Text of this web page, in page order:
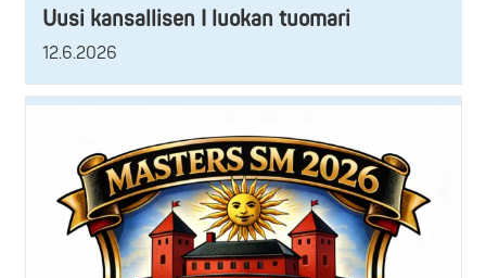
Uusi kansallisen I luokan tuomari
12.6.2026